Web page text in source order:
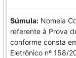
Súmula: Nomeia
referente à Prova
conforme consta
Eletrônico nº 158/